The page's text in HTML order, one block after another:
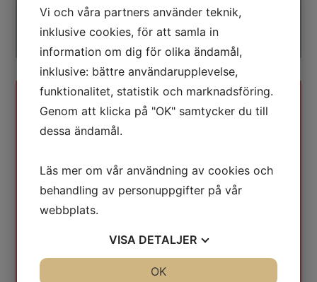
arbete.
2 Analys av medicinsk specialist
genomförs i samverkan med en
internationellt erkänd och
välrenommerad specialist med relevant
patienten drabbats av. Vid behov
översätter vi till engelska för att
Vi och våra partners använder teknik,
inklusive cookies, för att samla in
information om dig för olika ändamål,
inklusive: bättre användarupplevelse,
funktionalitet, statistik och marknadsföring.
Genom att klicka på "OK" samtycker du till
dessa ändamål.
Läs mer om vår användning av cookies och
behandling av personuppgifter på vår
webbplats.
VISA DETALJER
OK